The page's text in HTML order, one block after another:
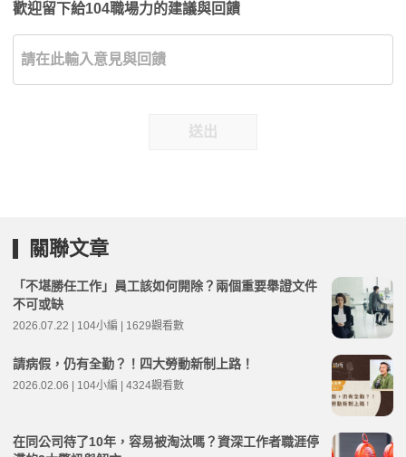
歡迎留下給104職場力的建議與回饋
送出
關聯文章
「不堪勝任工作」員工該如何開除？兩個重要舉證文件
不可或缺
2026.07.22 | 104小編 | 1629觀看數
請病假，仍有全勤？！四大勞動新制上路！
2026.02.06 | 104小編 | 4324觀看數
在同公司待了10年，容易被淘汰嗎？資深工作者職涯停